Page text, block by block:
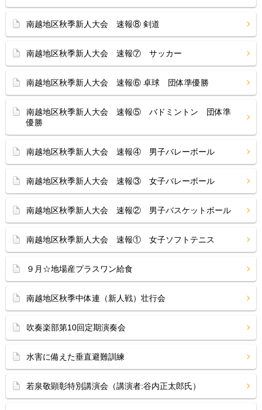
南越地区秋季新人大会 速報⑧ 剣道
南越地区秋季新人大会 速報⑦ サッカー
南越地区秋季新人大会 速報⑥ 卓球 団体準優勝
南越地区秋季新人大会 速報⑤ バドミントン 団体準
優勝
南越地区秋季新人大会 速報④ 男子バレーボール
南越地区秋季新人大会 速報③ 女子バレーボール
南越地区秋季新人大会 速報② 男子バスケットボール
南越地区秋季新人大会 速報① 女子ソフトテニス
９月☆地場産プラスワン給食
南越地区秋季中体連（新人戦）壮行会
吹奏楽部第10回定期演奏会
水害に備えた垂直避難訓練
若泉敬顕彰特別講演会（講演者:谷内正太郎氏）